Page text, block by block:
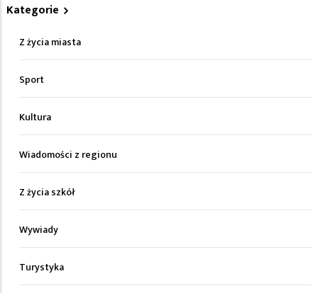
Kategorie
Z życia miasta
Sport
Kultura
Wiadomości z regionu
Z życia szkół
Wywiady
Turystyka